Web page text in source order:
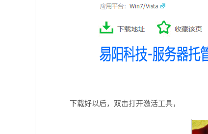
下载好以后，双击打开激活工具，